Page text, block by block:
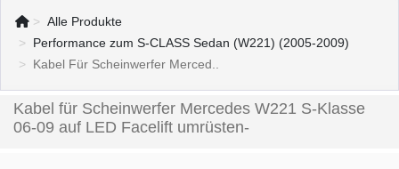
Alle Produkte
Performance zum S-CLASS Sedan (W221) (2005-2009)
Kabel Für Scheinwerfer Merced..
Kabel für Scheinwerfer Mercedes W221 S-Klasse
06-09 auf LED Facelift umrüsten-